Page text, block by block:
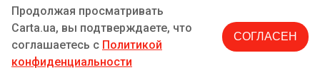
Продолжая просматривать
Carta.ua, вы подтверждаете, что
соглашаетесь c Политикой
конфиденциальности
СОГЛАСЕН
РЕГИСТРАЦИЯ КОМПАНИЮ